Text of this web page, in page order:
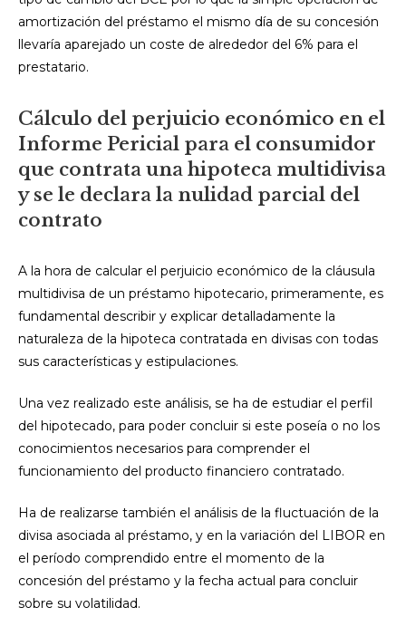
amortización del préstamo el mismo día de su concesión
llevaría aparejado un coste de alrededor del 6% para el
prestatario.
Cálculo del perjuicio económico en el
Informe Pericial para el consumidor
que contrata una hipoteca multidivisa
y se le declara la nulidad parcial del
contrato
A la hora de calcular el perjuicio económico de la cláusula
multidivisa de un préstamo hipotecario, primeramente, es
fundamental describir y explicar detalladamente la
naturaleza de la hipoteca contratada en divisas con todas
sus características y estipulaciones.
Una vez realizado este análisis, se ha de estudiar el perfil
del hipotecado, para poder concluir si este poseía o no los
conocimientos necesarios para comprender el
funcionamiento del producto financiero contratado.
Ha de realizarse también el análisis de la fluctuación de la
divisa asociada al préstamo, y en la variación del LIBOR en
el período comprendido entre el momento de la
concesión del préstamo y la fecha actual para concluir
sobre su volatilidad.